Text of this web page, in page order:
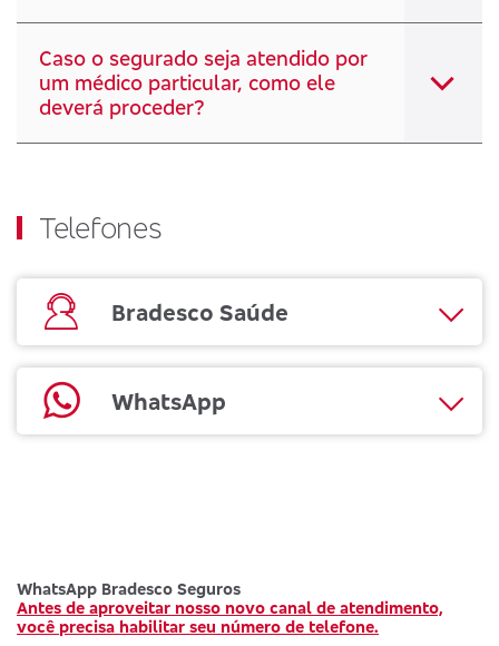
Caso o segurado seja atendido por
um médico particular, como ele
deverá proceder?
Telefones
Bradesco Saúde
WhatsApp
WhatsApp Bradesco Seguros
Antes de aproveitar nosso novo canal de atendimento,
você precisa habilitar seu número de telefone.